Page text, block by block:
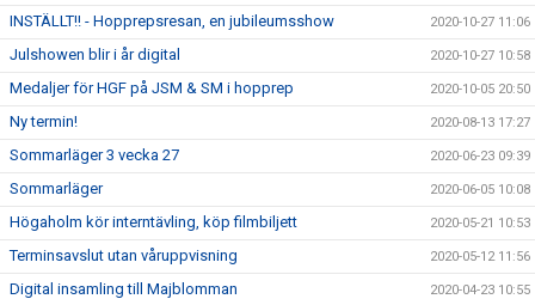
INSTÄLLT!! - Hopprepsresan, en jubileumsshow 2020-10-27 11:06
Julshowen blir i år digital 2020-10-27 10:58
Medaljer för HGF på JSM & SM i hopprep 2020-10-05 20:50
Ny termin! 2020-08-13 17:27
Sommarläger 3 vecka 27 2020-06-23 09:39
Sommarläger 2020-06-05 10:08
Högaholm kör interntävling, köp filmbiljett 2020-05-21 10:53
Terminsavslut utan våruppvisning 2020-05-12 11:56
Digital insamling till Majblomman 2020-04-23 10:55